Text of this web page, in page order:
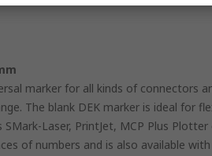
marker for all kinds of connectors
The blank DEK marker is ideal for
Laser, PrintJet, MCP Plus
of numbers and is also available with